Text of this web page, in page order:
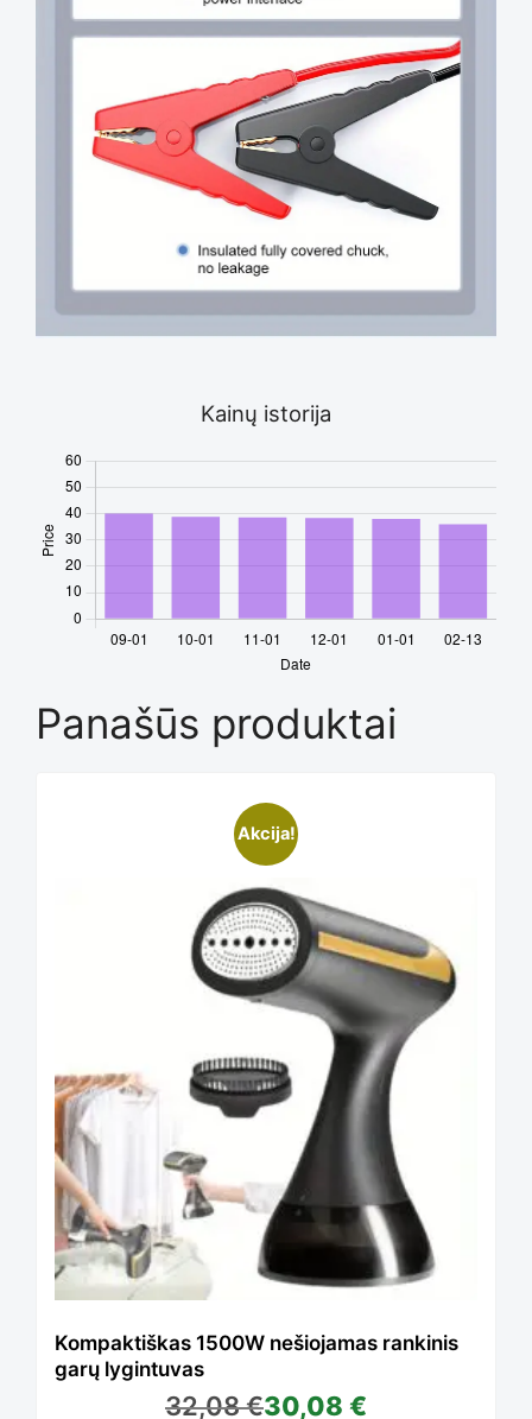
Kainų istorija
Panašūs produktai
Akcija!
Kompaktiškas 1500W nešiojamas rankinis
garų lygintuvas
32,08€30,08 €
product
multiple
variants.
The
options